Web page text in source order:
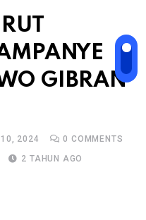
GIBRAN
10, 2024 0 COMMENTS
2 TAHUN AGO